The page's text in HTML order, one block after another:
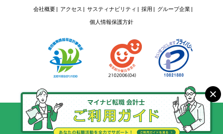
会社概要 アクセス サスティナビリティ 採用 グループ企業
個人情報保護方針
Copyright @ Mynavi Corporation